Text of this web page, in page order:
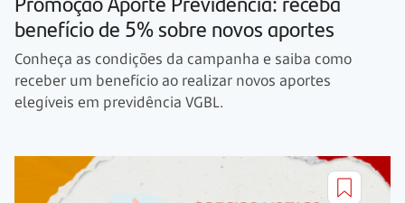
benefício de 5% sobre novos aportes
Conheça as condições da campanha e saiba como
receber um benefício ao realizar novos aportes
elegíveis em previdência VGBL.